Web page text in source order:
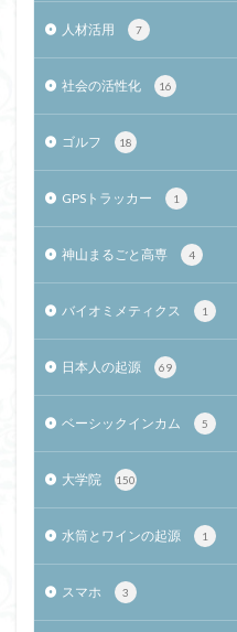
人材活用 7
社会の活性化 16
ゴルフ 18
GPSトラッカー 1
神山まるごと高専 4
バイオミメティクス 1
日本人の起源 69
ベーシックインカム 5
大学院 150
水筒とワインの起源 1
スマホ 3